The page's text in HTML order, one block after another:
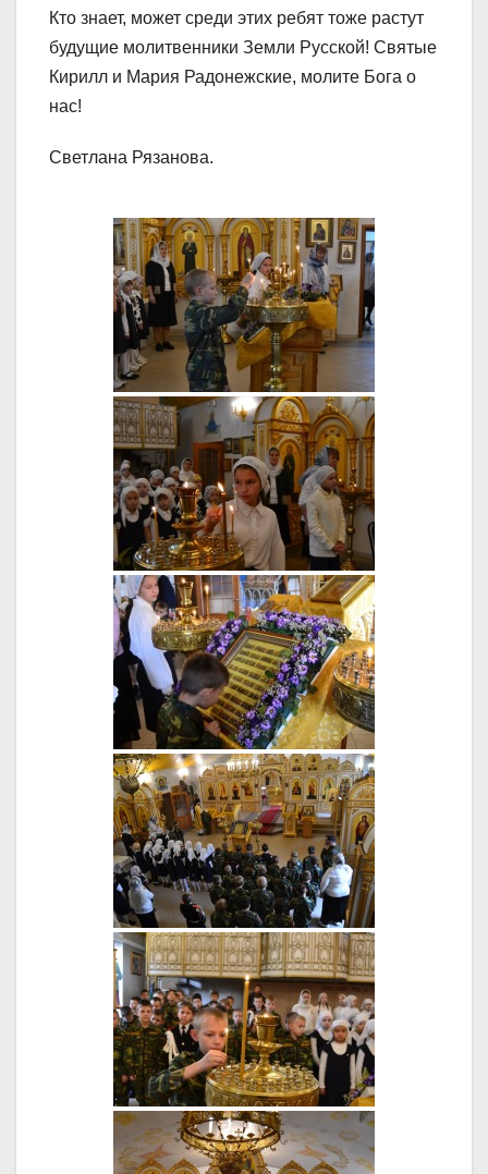
Кто знает, может среди этих ребят тоже растут
будущие молитвенники Земли Русской! Святые
Кирилл и Мария Радонежские, молите Бога о
нас!
Светлана Рязанова.